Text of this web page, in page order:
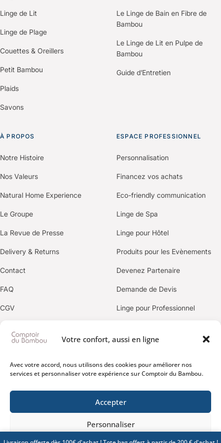
Votre confort, aussi en ligne
Avec votre accord, nous utilisons des cookies pour améliorer nos
services et personnaliser votre expérience sur Comptoir du Bambou.
Accepter
Personnaliser
Linge de Lit
Linge de Plage
Couettes & Oreillers
Petit Bambou
Plaids
Savons
Le Linge de Bain en Fibre de
Bambou
Le Linge de Lit en Pulpe de
Bambou
Guide d’Entretien
À PROPOS
Notre Histoire
Nos Valeurs
Natural Home Experience
Le Groupe
La Revue de Presse
Delivery & Returns
Contact
FAQ
CGV
Politique de confidentialité
ESPACE PROFESSIONNEL
Personnalisation
Financez vos achats
Eco-friendly communication
Linge de Spa
Linge pour Hôtel
Produits pour les Evènements
Devenez Partenaire
Demande de Devis
Linge pour Professionnel
OUR BRANDS